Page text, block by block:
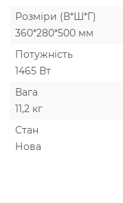
Розміри (В*Ш*Г)
360*280*500 мм
Потужність
1465 Вт
Вага
11,2 кг
Стан
Нова